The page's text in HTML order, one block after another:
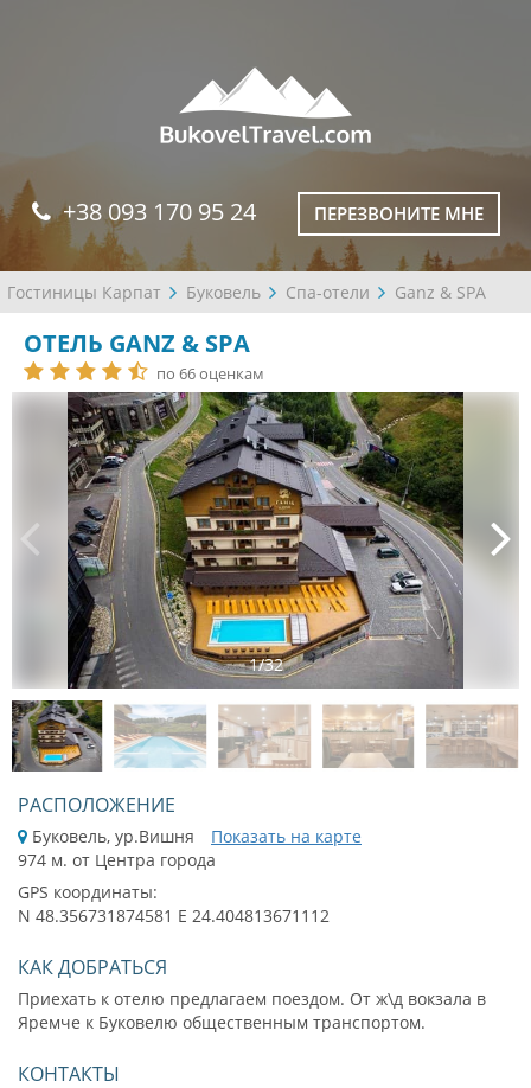
+38 093 170 95 24 ПЕРЕЗВОНИТЕ МНЕ
Гостиницы Карпат Буковель Спа-отели Ganz & SPA
ОТЕЛЬ GANZ & SPA
по 66 оценкам
1/32
РАСПОЛОЖЕНИЕ
Буковель, ур.Вишня
Показать на карте
974 м. от Центра города
GPS координаты:
N 48.356731874581 E 24.404813671112
КАК ДОБРАТЬСЯ
Приехать к отелю предлагаем поездом. От ж\д вокзала в
Яремче к Буковелю общественным транспортом.
КОНТАКТЫ